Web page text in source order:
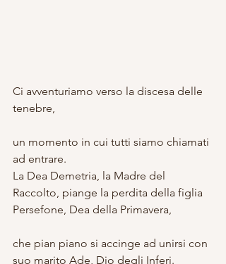
Ci avventuriamo verso la discesa delle
tenebre,
un momento in cui tutti siamo chiamati
ad entrare.
La Dea Demetria, la Madre del
Raccolto, piange la perdita della figlia
Persefone, Dea della Primavera,
che pian piano si accinge ad unirsi con
suo marito Ade, Dio degli Inferi.